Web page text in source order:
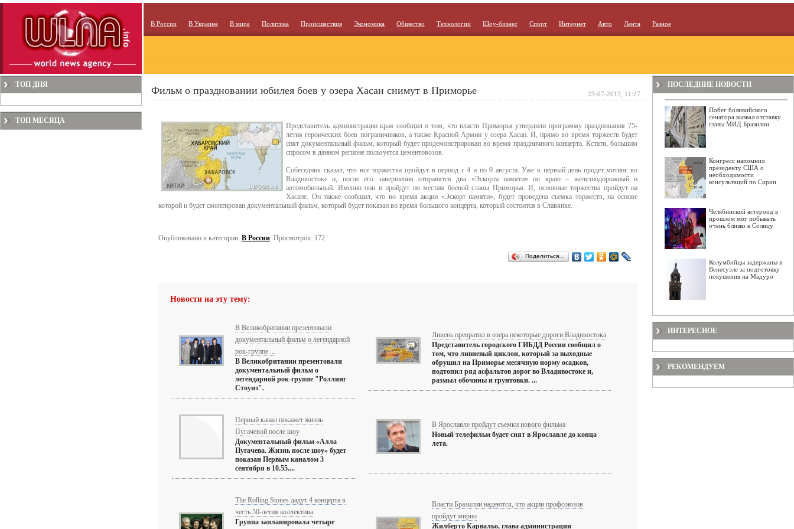
В России В Украине В мире Политика Происшествия Экономика Общество Технологии Шоу-бизнес Спорт Интернет Авто Лента Разное
ТОП ДНЯ
ТОП МЕСЯЦА
Фильм о праздновании юбилея боев у озера Хасан снимут в Приморье
Представитель администрации края сообщил о том, что власти Приморья утвердили программу празднования 75-
летия героических боев пограничников, а также Красной Армии у озера Хасан. И, прямо во время торжеств будет
снят документальный фильм, который будет продемонстрирован во время праздничного концерта. Кстати, большим
спросом в данном регионе пользуется цементовозов.
Собеседник сказал, что все торжества пройдут в период с 4 и по 9 августа. Уже в первый день продет митинг во
Владивостоке и, после его завершения отправятся два «Эскорта памяти» по краю – железнодорожный и
автомобильный. Именно они и пройдут по местам боевой славы Приморья. И, основные торжества пройдут на
Хасане. Он также сообщил, что во время акции «Эскорт памяти», будет проведена съемка торжеств, на основе
которой и будет смонтирован документальный фильм, который будет показан во время большого концерта, который состоится в Славянке.
Опубликовано в категории: В России. Просмотров: 172
Поделиться…
Новости на эту тему:
В Великобритании презентовали
документальный фильм о легендарной
рок-группе ...
В Великобритании презентовали
документальный фильм о
легендарной рок-группе "Роллинг
Стоунз".
Ливень превратил в озера некоторые дороги Владивостока
Представитель городского ГИБДД России сообщил о
том, что ливневый циклон, который за выходные
обрушил на Приморье месячную норму осадков,
подтопил ряд асфальтов дорог во Владивостоке и,
размыл обочины и грунтовки. ...
Первый канал покажет жизнь
Пугачевой после шоу
Документальный фильм «Алла
Пугачева. Жизнь после шоу» будет
показан Первым каналом 3
сентября в 10.55....
В Ярославле пройдут съемки нового фильма
Новый телефильм будет снят в Ярославле до конца
лета.
The Rolling Stones дадут 4 концерта в
честь 50-летия коллектива
Группа запланировала четыре
Власти Бразилии надеются, что акции профсоюзов
пройдут мирно
Жилберто Карвальо, глава администрации
23-07-2013, 11:27
ПОСЛЕДНИЕ НОВОСТИ
Побег боливийского
сенатора вызвал отставку
главы МИД Бразилии
Конгресс напомнил
президенту США о
необходимости
консультаций по Сирии
Челябинский астероид в
прошлом мог побывать
очень близко к Солнцу
Колумбийцы задержаны в
Венесуэле за подготовку
покушения на Мадуро
ИНТЕРЕСНОЕ
РЕКОМЕНДУЕМ